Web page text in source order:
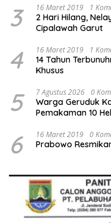
3 16 Maret 2019 1
2 Hari Hilang,
Cipalawah Garut
4 16 Maret 2019 1
14 Tahun
Khusus
5 7 Agustus 2026 0
Warga Geruduk
Pemakaman 10
6 16 Maret 2019 0
Prabowo